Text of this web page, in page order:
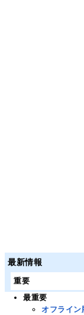
最新情報
重要
最重要
オフライン